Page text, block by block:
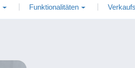
Funktionalitäten